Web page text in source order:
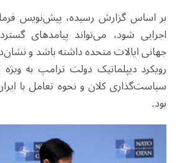
بر اساس گزارش رسیده، پیش‌نویس
اجرایی شود، می‌تواند پیامدهای
جهانی ایالات متحده داشته باشد و
رویکرد دیپلماتیک دولت ترامپ به‌
سیاست‌گذاری کلان و نحوه تعامل با
بود.